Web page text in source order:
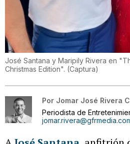
José Santana y Maripily Rivera en
Christmas Edition". (Captura)
Por Jomar José Rivera
Periodista de